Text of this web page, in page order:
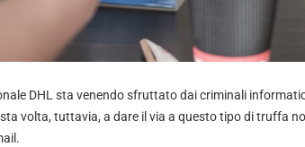
DHL sta venendo sfruttato dai criminali
volta, tuttavia, a dare il via a questo tipo di truffa